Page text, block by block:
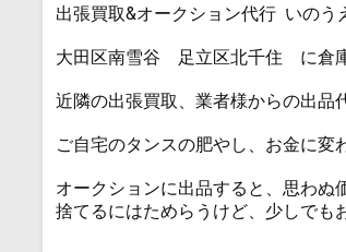
出張買取&オークション代行 いのう
大田区南雪谷 足立区北千住 に倉庫
近隣の出張買取、業者様からの出品
ご自宅のタンスの肥やし、お金に
オークションに出品すると、思わぬ
捨てるにはためらうけど、少しでも